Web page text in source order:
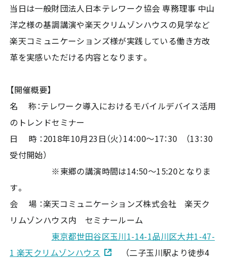
当日は一般財団法人日本テレワーク協会 専務理事 中山
洋之様の基調講演や楽天クリムゾンハウスの見学など
楽天コミュニケーションズ様が実践している働き方改
革を実感いただける内容となります。
【開催概要】
名 称：テレワーク導入におけるモバイルデバイス活用
のトレンドセミナー
日 時 ：2018年10月23日（火）14：00～17：30 （13：30
受付開始）
※東郷の講演時間は14:50～15:20となりま
す。
会 場 ：楽天コミュニケーションズ株式会社 楽天ク
リムゾンハウス内 セミナールーム
東京都世田谷区玉川1-14-1品川区大井1-47-
1 楽天クリムゾンハウス
（二子玉川駅より徒歩4